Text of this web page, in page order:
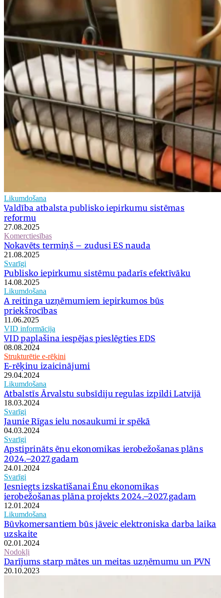
Likumdošana
Valdība atbalsta publisko iepirkumu sistēmas
reformu
27.08.2025
Komerctiesības
Nokavēts termiņš – zudusi ES nauda
21.08.2025
Svarīgi
Publisko iepirkumu sistēmu padarīs efektīvāku
14.08.2025
Likumdošana
A reitinga uzņēmumiem iepirkumos būs
priekšrocības
11.06.2025
VID informācija
VID paplašina iespējas pieslēgties EDS
08.08.2024
Strukturētie e-rēķini
E-rēķinu izaicinājumi
29.04.2024
Likumdošana
Atbalstīs Ārvalstu subsīdiju regulas izpildi Latvijā
18.03.2024
Svarīgi
Jaunie Rīgas ielu nosaukumi ir spēkā
04.03.2024
Svarīgi
Apstiprināts ēnu ekonomikas ierobežošanas plāns
2024.–2027.gadam
24.01.2024
Svarīgi
Iesniegts izskatīšanai Ēnu ekonomikas
ierobežošanas plāna projekts 2024.–2027.gadam
12.01.2024
Likumdošana
Būvkomersantiem būs jāveic elektroniska darba laika
uzskaite
02.01.2024
Nodokļi
Darījums starp mātes un meitas uzņēmumu un PVN
20.10.2023